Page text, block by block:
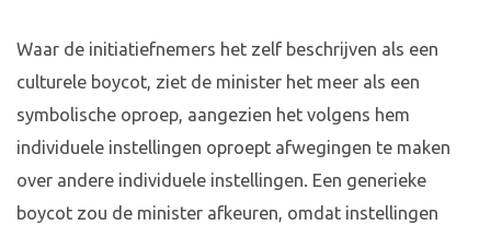
Waar de initiatiefnemers het zelf beschrijven als een
culturele boycot, ziet de minister het meer als een
symbolische oproep, aangezien het volgens hem
individuele instellingen oproept afwegingen te maken
over andere individuele instellingen. Een generieke
boycot zou de minister afkeuren, omdat instellingen